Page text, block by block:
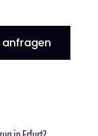
anfragen